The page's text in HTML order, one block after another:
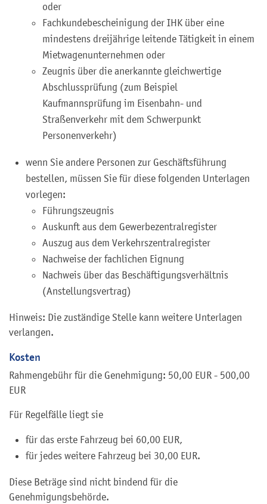
oder
Fachkundebescheinigung der IHK über eine
mindestens dreijährige leitende Tätigkeit in einem
Mietwagenunternehmen oder
Zeugnis über die anerkannte gleichwertige
Abschlussprüfung (zum Beispiel
Kaufmannsprüfung im Eisenbahn- und
Straßenverkehr mit dem Schwerpunkt
Personenverkehr)
wenn Sie andere Personen zur Geschäftsführung
bestellen, müssen Sie für diese folgenden Unterlagen
vorlegen:
Führungszeugnis
Auskunft aus dem Gewerbezentralregister
Auszug aus dem Verkehrszentralregister
Nachweise der fachlichen Eignung
Nachweis über das Beschäftigungsverhältnis
(Anstellungsvertrag)
Hinweis: Die zuständige Stelle kann weitere Unterlagen
verlangen.
Kosten
Rahmengebühr für die Genehmigung: 50,00 EUR - 500,00
EUR
Für Regelfälle liegt sie
für das erste Fahrzeug bei 60,00 EUR,
für jedes weitere Fahrzeug bei 30,00 EUR.
Diese Beträge sind nicht bindend für die
Genehmigungsbehörde.